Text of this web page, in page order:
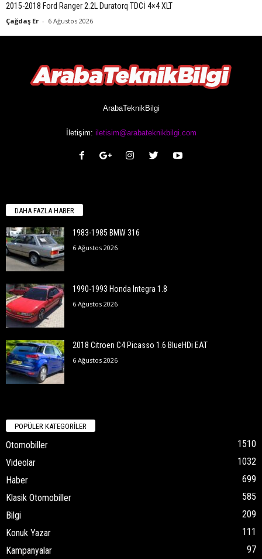
2015-2018 Ford Ranger 2.2L Duratorq TDCİ 4×4 XLT
Çağdaş Er - 6 Ağustos 2026
ArabaTeknikBilgi
İletişim: iletisim@arabateknikbilgi.com
DAHA FAZLA HABER
1983-1985 BMW 316
6 Ağustos 2026
1990-1993 Honda Integra 1.8
6 Ağustos 2026
2018 Citroen C4 Picasso 1.6 BlueHDi EAT
6 Ağustos 2026
POPÜLER KATEGORİLER
Otomobiller
1510
Videolar
1032
Haber
699
Klasik Otomobiller
585
Bilgi
209
Konuk Yazar
111
Kampanyalar
97